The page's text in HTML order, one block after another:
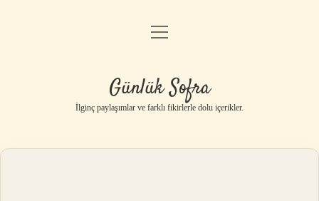
Anasayfa
Yasal Uyarı
menüyü
Günlük Sofra
İlginç paylaşımlar ve farklı fikirlerle dolu içerikler.